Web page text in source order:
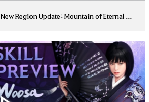
New Region Update: Mountain of Eternal Winter